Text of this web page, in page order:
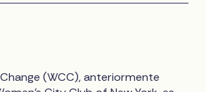
(WCC), anteriormente